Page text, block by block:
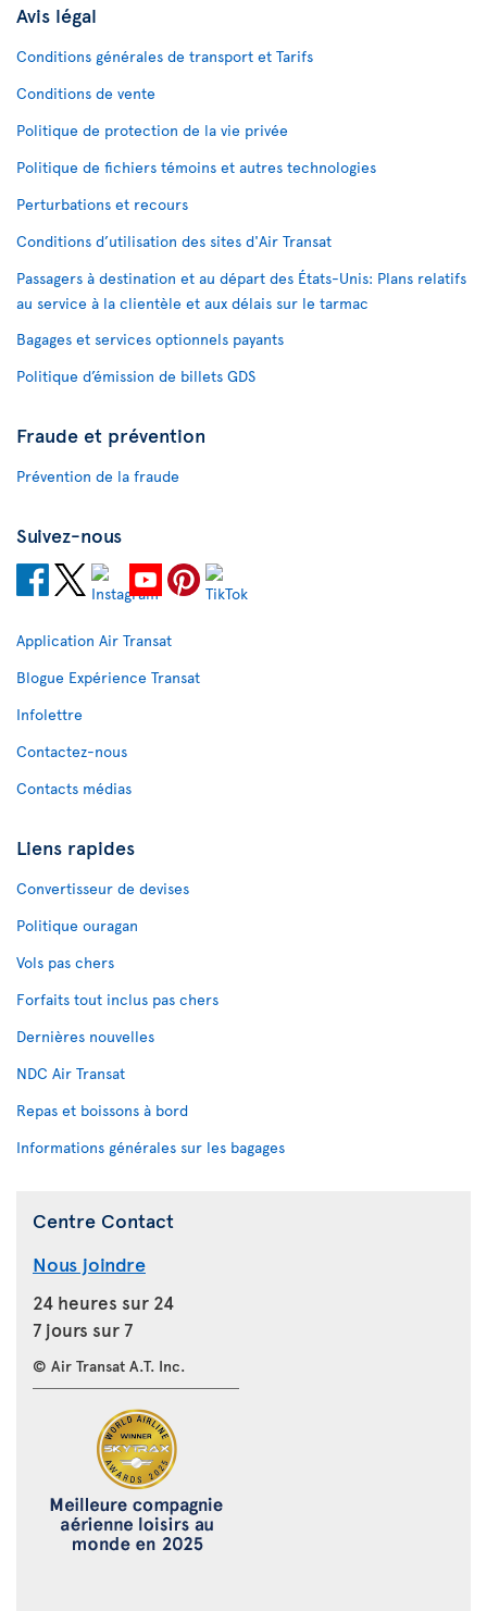
Avis légal
Conditions générales de transport et Tarifs
Conditions de vente
Politique de protection de la vie privée
Politique de fichiers témoins et autres technologies
Perturbations et recours
Conditions d’utilisation des sites d'Air Transat
Passagers à destination et au départ des États-Unis: Plans relatifs
au service à la clientèle et aux délais sur le tarmac
Bagages et services optionnels payants
Politique d’émission de billets GDS
Fraude et prévention
Prévention de la fraude
Suivez-nous
Application Air Transat
Blogue Expérience Transat
Infolettre
Contactez-nous
Contacts médias
Liens rapides
Convertisseur de devises
Politique ouragan
Vols pas chers
Forfaits tout inclus pas chers
Dernières nouvelles
NDC Air Transat
Repas et boissons à bord
Informations générales sur les bagages
Centre Contact
Nous joindre
24 heures sur 24
7 jours sur 7
© Air Transat A.T. Inc.